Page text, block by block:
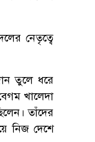
নেতৃত্বে
তুলে ধরে
খালেদা
তাঁদের
নিজ দেশে